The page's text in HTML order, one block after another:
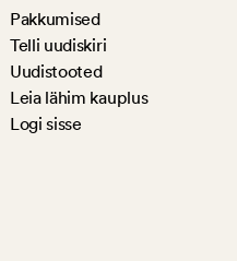
Pakkumised
Telli uudiskiri
Uudistooted
Leia lähim kauplus
Logi sisse